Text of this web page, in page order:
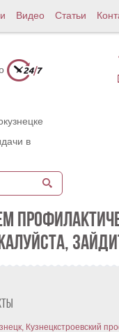
Видео Статьи
в
Кузнецкстроевский